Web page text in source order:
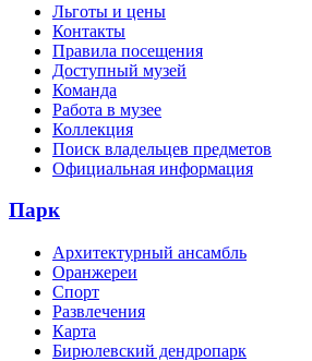
Льготы и цены
Контакты
Правила посещения
Доступный музей
Команда
Работа в музее
Коллекция
Поиск владельцев предметов
Официальная информация
Парк
Архитектурный ансамбль
Оранжереи
Спорт
Развлечения
Карта
Бирюлевский дендропарк